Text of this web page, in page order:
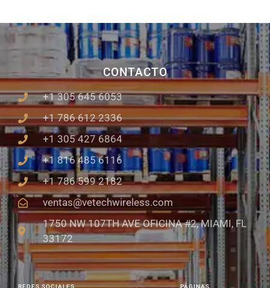
CONTACTO
+1 305 645 6053
+1 786 612 2336
+1 305 427 6864
+1 816 485 6116
+1 786 599 2182
ventas@vetechwireless.com
1750 NW 107TH AVE OFICINA #2, MIAMI, FL
33172